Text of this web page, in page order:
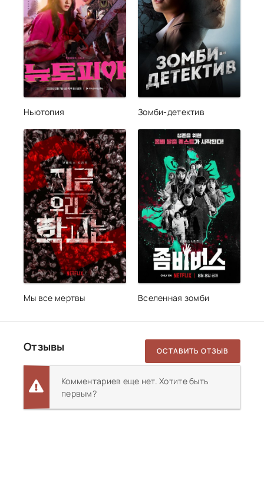
Ньютопия Зомби-детектив
Мы все мертвы Вселенная зомби
Отзывы ОСТАВИТЬ ОТЗЫВ
Комментариев еще нет. Хотите быть
первым?